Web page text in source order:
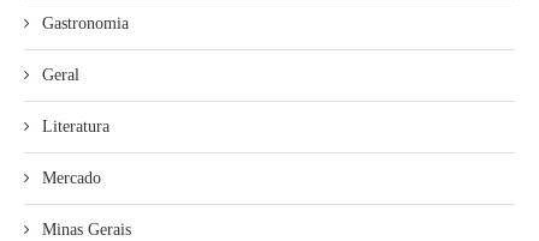
Gastronomia
Geral
Literatura
Mercado
Minas Gerais